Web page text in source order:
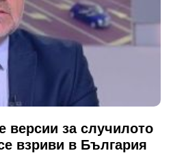
версии за случилото
взриви в България